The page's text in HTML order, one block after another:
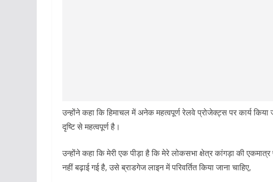
उन्होंने कहा कि हिमाचल में अनेक महत्वपूर्ण रेलवे प्रोजेक्ट्स पर कार्य
दृष्टि से महत्वपूर्ण है।
उन्होंने कहा कि मेरी एक पीड़ा है कि मेरे लोकसभा क्षेत्र कांगड़ा की
नहीं बढ़ाई गई है, उसे ब्राडगेज लाइन में परिवर्तित किया जाना चाहिए,